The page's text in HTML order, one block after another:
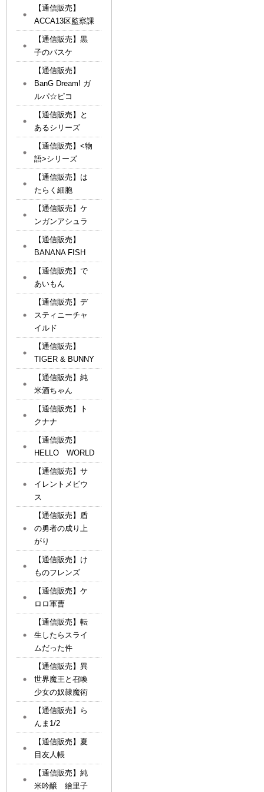
【通信販売】
ACCA13区監察課
【通信販売】黒
子のバスケ
【通信販売】
BanG Dream! ガ
ルパ☆ピコ
【通信販売】と
あるシリーズ
【通信販売】<物
語>シリーズ
【通信販売】は
たらく細胞
【通信販売】ケ
ンガンアシュラ
【通信販売】
BANANA FISH
【通信販売】で
あいもん
【通信販売】デ
スティニーチャ
イルド
【通信販売】
TIGER & BUNNY
【通信販売】純
米酒ちゃん
【通信販売】ト
クナナ
【通信販売】
HELLO WORLD
【通信販売】サ
イレントメビウ
ス
【通信販売】盾
の勇者の成り上
がり
【通信販売】け
ものフレンズ
【通信販売】ケ
ロロ軍曹
【通信販売】転
生したらスライ
ムだった件
【通信販売】異
世界魔王と召喚
少女の奴隷魔術
【通信販売】ら
んま1/2
【通信販売】夏
目友人帳
【通信販売】純
米吟醸 繪里子